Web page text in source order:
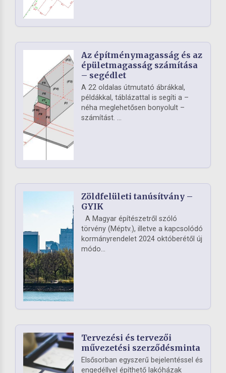
Az építménymagasság és az
épületmagasság számítása
– segédlet
A 22 oldalas útmutató ábrákkal,
példákkal, táblázattal is segíti a –
néha meglehetősen bonyolult –
számítást. ...
Zöldfelületi tanúsítvány –
GYIK
A Magyar építészetről szóló
törvény (Méptv.), illetve a kapcsolódó
kormányrendelet 2024 októberétől új
módo...
Tervezési és tervezői
művezetési szerződésminta
Elsősorban egyszerű bejelentéssel és
engedéllyel építhető lakóházak